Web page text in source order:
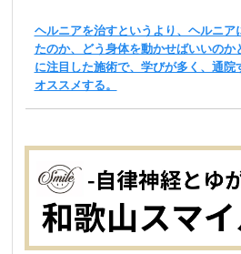
ヘルニアを治すというより、ヘルニア
たのか、どう身体を動かせばいいのか
に注目した施術で、学びが多く、通院
オススメする。